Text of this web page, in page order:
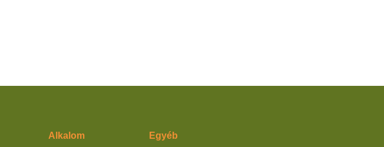
Alkalom Egyéb